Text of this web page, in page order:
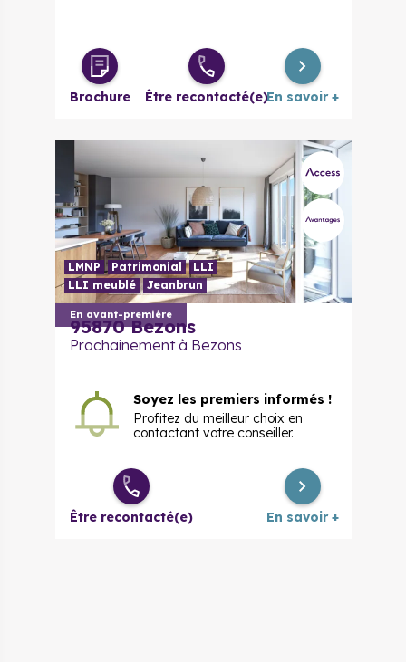
Brochure Être recontacté(e)En savoir +
En avant-première
LMNP Patrimonial
LLI
LLI meublé
Jeanbrun
95870 Bezons
Prochainement à Bezons
Soyez les premiers informés !
Profitez du meilleur choix en
contactant votre conseiller.
Être recontacté(e) En savoir +